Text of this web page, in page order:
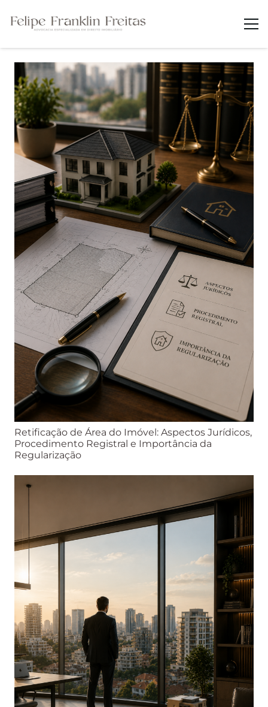
Retificação de Área do Imóvel: Aspectos Jurídicos,
Procedimento Registral e Importância da
Regularização